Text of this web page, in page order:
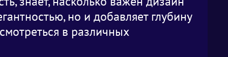
но и добавляет глубину
в различных